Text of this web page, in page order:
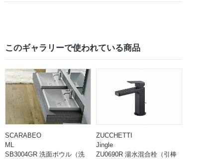
このギャラリーで使われている商品
SCARABEO
ML
SB3004GR 洗面ボウル（洗
ZUCCHETTI
Jingle
ZU0690R 湯水混合栓（引棒